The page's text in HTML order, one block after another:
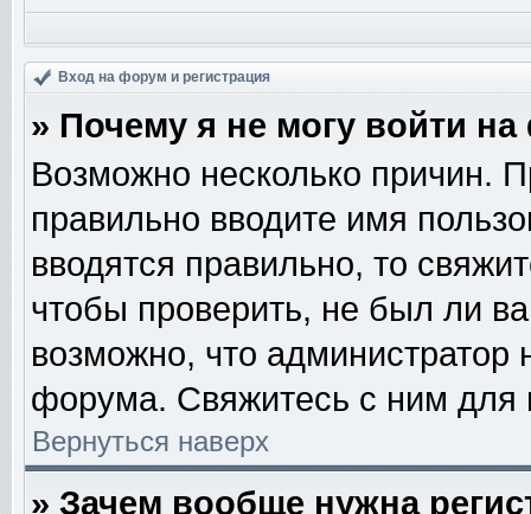
Вход на форум и регистрация
» Почему я не могу войти
Возможно несколько причин.
правильно вводите имя
вводятся правильно, то
чтобы проверить, не был ли
возможно, что
форума. Свяжитесь с ним для
Вернуться наверх
» Зачем вообще нужна